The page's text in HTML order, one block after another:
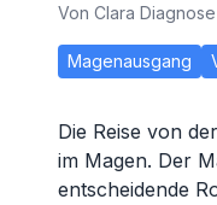
Von Clara Diagnose
Magenausgang
Die Reise von
im Magen. Der
entscheidende